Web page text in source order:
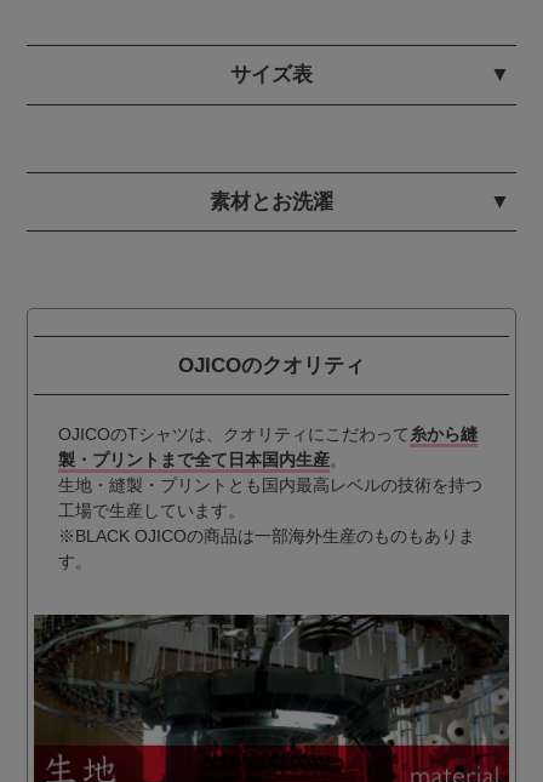
サイズ表
素材とお洗濯
OJICOのクオリティ
OJICOのTシャツは、クオリティにこだわって糸から縫
製・プリントまで全て日本国内生産。
生地・縫製・プリントとも国内最高レベルの技術を持つ
工場で生産しています。
※BLACK OJICOの商品は一部海外生産のものもありま
す。